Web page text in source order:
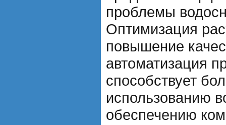
проблемы
Оптимизация
повышение
автоматизация
способствует
использованию
обеспечению